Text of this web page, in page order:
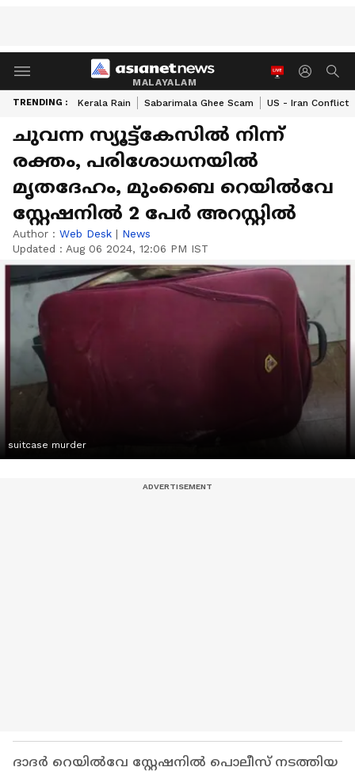
MALAYALAM
TRENDING : Kerala Rain Sabarimala Ghee Scam US - Iran Conflict
ചുവന്ന സ്യൂട്ട്കേസില്‍ നിന്ന്
രക്തം, പരിശോധനയില്‍
മൃതദേഹം, മുംബൈ റെയില്‍വേ
സ്റ്റേഷനില്‍ 2 പേര്‍ അറസ്റ്റില്‍
Author : Web Desk | News
Updated : Aug 06 2024, 12:06 PM IST
suitcase murder
ദാദർ റെയിൽവേ സ്റ്റേഷനിൽ പൊലീസ് നടത്തിയ